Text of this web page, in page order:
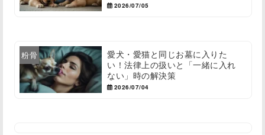
2026/07/05
粉骨
愛犬・愛猫と同じお墓に入りた
い！法律上の扱いと「一緒に入れ
ない」時の解決策
2026/07/04